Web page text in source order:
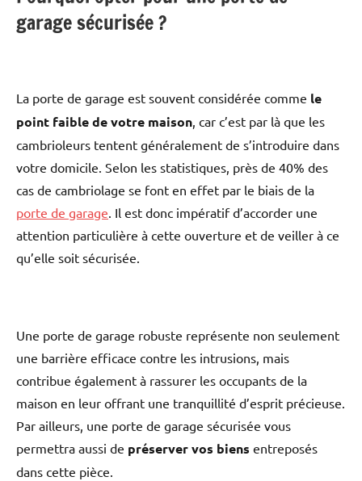
garage sécurisée ?
La porte de garage est souvent considérée comme le
point faible de votre maison, car c’est par là que les
cambrioleurs tentent généralement de s’introduire dans
votre domicile. Selon les statistiques, près de 40% des
cas de cambriolage se font en effet par le biais de la
porte de garage. Il est donc impératif d’accorder une
attention particulière à cette ouverture et de veiller à ce
qu’elle soit sécurisée.
Une porte de garage robuste représente non seulement
une barrière efficace contre les intrusions, mais
contribue également à rassurer les occupants de la
maison en leur offrant une tranquillité d’esprit précieuse.
Par ailleurs, une porte de garage sécurisée vous
permettra aussi de préserver vos biens entreposés
dans cette pièce.